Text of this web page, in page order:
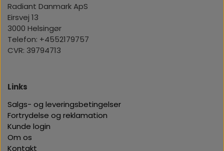
Radiant Danmark ApS
Eirsvej 13
3000 Helsingør
Telefon: +4552179757
CVR: 39794713
Links
Salgs- og leveringsbetingelser
Fortrydelse og reklamation
Kunde login
Om os
Kontakt